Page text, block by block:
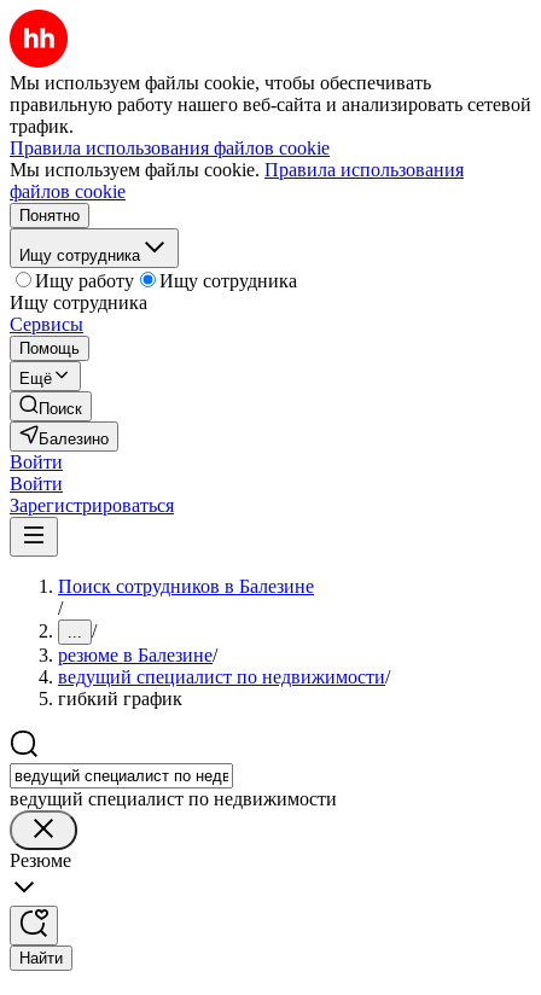
Мы используем файлы cookie, чтобы обеспечивать
правильную работу нашего веб-сайта и анализировать сетевой
трафик.
Правила использования файлов cookie
Мы используем файлы cookie. Правила использования
файлов cookie
Понятно
Ищу сотрудника
Ищу работу
Ищу сотрудника
Ищу сотрудника
Сервисы
Помощь
Ещё
Поиск
Балезино
Войти
Войти
Зарегистрироваться
Поиск сотрудников в Балезине
/
... /
резюме в Балезине/
ведущий специалист по недвижимости/
гибкий график
ведущий специалист по недвижимости
Резюме
Найти